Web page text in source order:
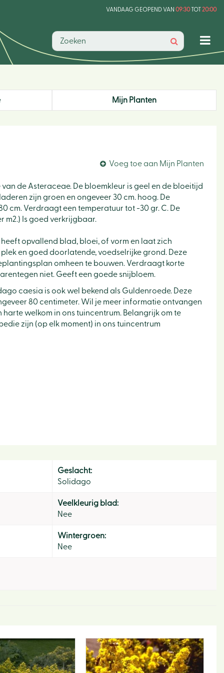
VANDAAG GEOPEND VAN 09:30TOT20:00
Tips
Mijn Planten
Voeg toe aan Mijn Planten
van de Asteraceae. De bloemkleur is geel en de bloeitijd
zijn groen en ongeveer 30 cm. hoog. De
cm. Verdraagt een temperatuur tot -30 gr. C. De
m2.) Is goed verkrijgbaar.
opvallend blad, bloei, of vorm en laat zich
en goed doorlatende, voedselrijke grond. Deze
omheen te bouwen. Verdraagt korte
niet. Geeft een goede snijbloem.
caesia is ook wel bekend als Guldenroede. Deze
80 centimeter. Wil je meer informatie ontvangen
welkom in ons tuincentrum. Belangrijk om te
zijn (op elk moment) in ons tuincentrum
Geslacht:
Solidago
Veelkleurig blad:
Nee
Wintergroen:
Nee